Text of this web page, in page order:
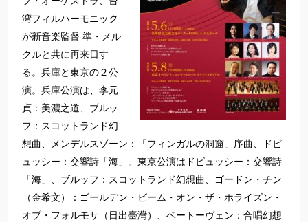
湾フィルハーモニック
が新音楽監督 準・メル
クルと共に再来日す
る。兵庫と東京の２公
演。兵庫公演は、李元
貞：美濃之道、ブルッ
フ：スコットランド幻
想曲、メンデルスゾーン：「フィンガルの洞窟」序曲、ドビ
ュッシー：交響詩「海」。東京公演はドビュッシー：交響詩
「海」、ブルッフ：スコットランド幻想曲、ゴードン・チン
（金希文）：ゴールデン・ビーム・オン・ザ・ホライズン・
オブ・フォルモサ（日出臺灣）、ベートーヴェン：合唱幻想